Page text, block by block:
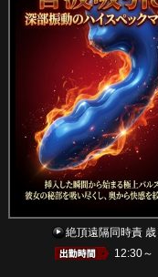
絶頂遠隔同時責 歳
12:30～